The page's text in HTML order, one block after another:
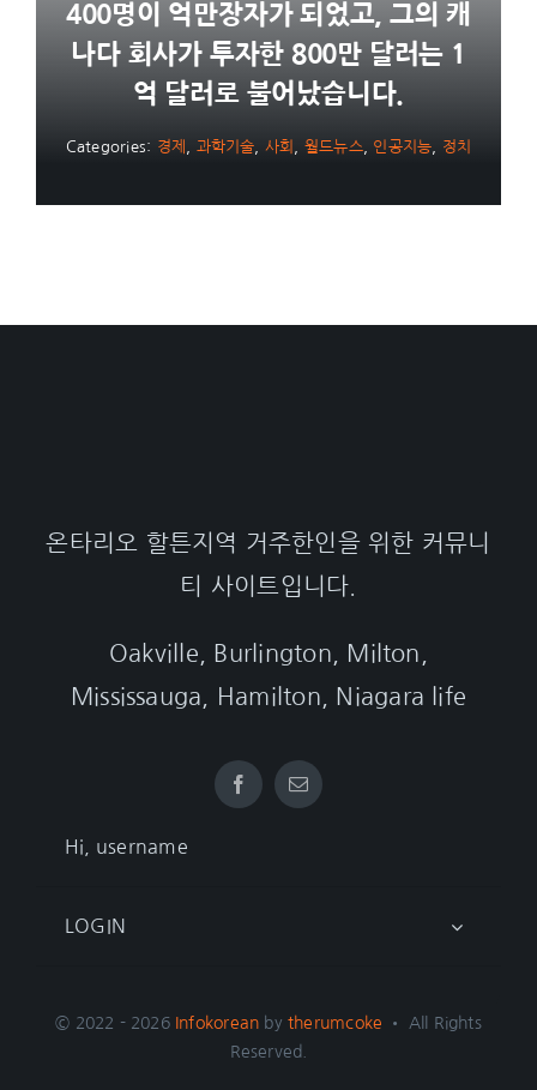
400명이 억만장자가 되었고, 그의 캐
나다 회사가 투자한 800만 달러는 1
억 달러로 불어났습니다.
Categories: 경제 과학기술 사회 월드뉴스, 인공지능 정치
온타리오 할튼지역 거주한인을 위한 커뮤니
티 사이트입니다.
Oakville, Burlington, Milton,
Mississauga, Hamilton, Niagara life
Hi, username
LOGIN
© 2022 - 2026 Infokorean bytherumcoke • All Rights
Reserved.